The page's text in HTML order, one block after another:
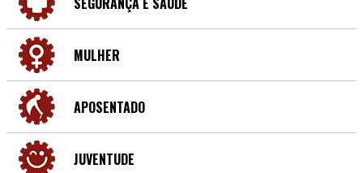
MULHER
APOSENTADO
JUVENTUDE